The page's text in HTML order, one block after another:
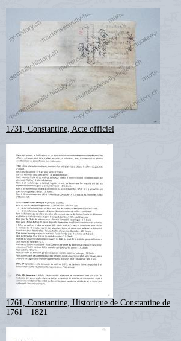
1731, Constantine, Acte officiel
1761, Constantine, Historique de Constantine de
1761 - 1821